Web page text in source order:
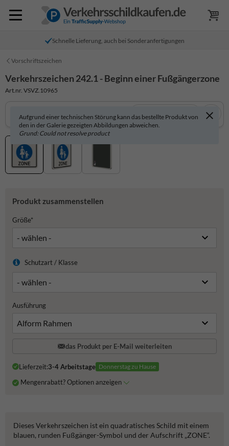
Schnelle Lieferung, auch bei Sonderanfertigungen
Vorschriftszeichen
Verkehrszeichen 242.1 - Beginn einer Fußgängerzone
Art.nr. VSVZ.10965
Aufgrund einer technischen Störung kann das bestellte Produkt von
den in der Galerie gezeigten Abbildungen abweichen.
Grund: Could not resolve product
In 3D anzeigen
Produkt zusammenstellen
Größe*
Schutzart / Klasse
Ausführung
das Produkt per E-Mail weiterleiten
Lieferzeit:3-4 Arbeitstage Donnerstag zu Hause
Mengenrabatt? Optionen anzeigen
Dieses Verkehrszeichen ist ein quadratisches Schild mit einem
blauen, runden Fußgänger-Symbol und der Aufschrift „ZONE“.